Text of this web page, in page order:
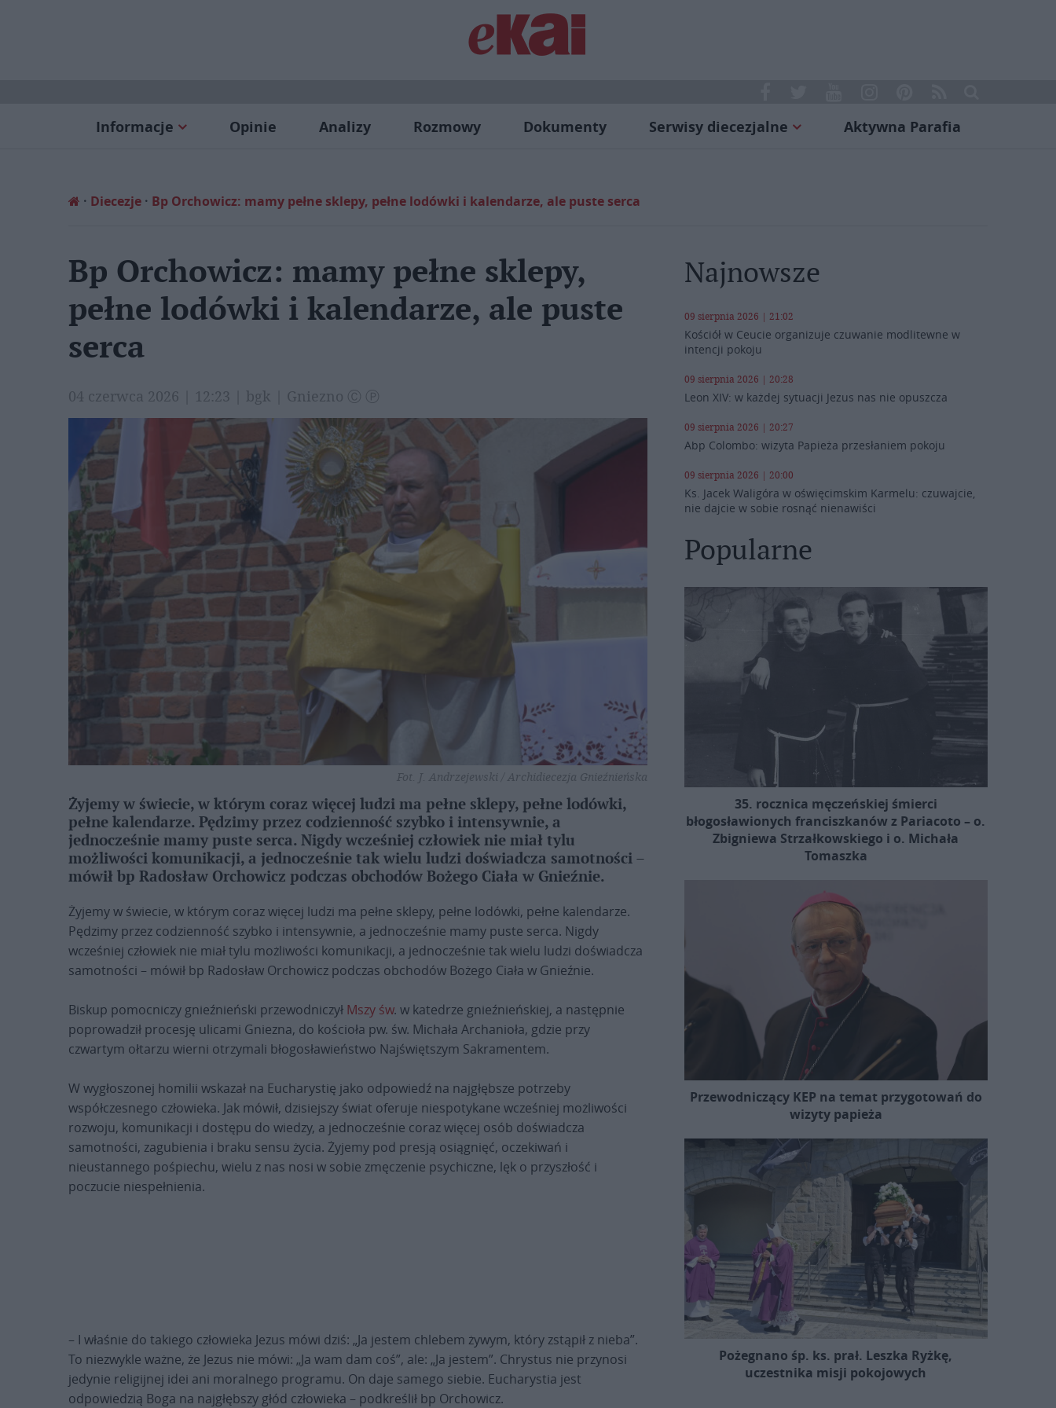
Informacje Opinie Analizy Rozmowy Dokumenty Serwisy diecezjalne Aktywna Parafia
Diecezje Bp Orchowicz: mamy pełne sklepy, pełne lodówki i kalendarze, ale puste serca
Bp Orchowicz: mamy pełne sklepy,
pełne lodówki i kalendarze, ale puste
serca
04 czerwca 2026 | 12:23 | bgk | Gniezno Ⓒ Ⓟ
Fot. J. Andrzejewski / Archidiecezja Gnieźnieńska
Żyjemy w świecie, w którym coraz więcej ludzi ma pełne sklepy, pełne lodówki,
pełne kalendarze. Pędzimy przez codzienność szybko i intensywnie, a
jednocześnie mamy puste serca. Nigdy wcześniej człowiek nie miał tylu
możliwości komunikacji, a jednocześnie tak wielu ludzi doświadcza samotności –
mówił bp Radosław Orchowicz podczas obchodów Bożego Ciała w Gnieźnie.
Żyjemy w świecie, w którym coraz więcej ludzi ma pełne sklepy, pełne lodówki, pełne kalendarze.
Pędzimy przez codzienność szybko i intensywnie, a jednocześnie mamy puste serca. Nigdy
wcześniej człowiek nie miał tylu możliwości komunikacji, a jednocześnie tak wielu ludzi doświadcza
samotności – mówił bp Radosław Orchowicz podczas obchodów Bożego Ciała w Gnieźnie.
Biskup pomocniczy gnieźnieński przewodniczył Mszy św. w katedrze gnieźnieńskiej, a następnie
poprowadził procesję ulicami Gniezna, do kościoła pw. św. Michała Archanioła, gdzie przy
czwartym ołtarzu wierni otrzymali błogosławieństwo Najświętszym Sakramentem.
W wygłoszonej homilii wskazał na Eucharystię jako odpowiedź na najgłębsze potrzeby
współczesnego człowieka. Jak mówił, dzisiejszy świat oferuje niespotykane wcześniej możliwości
rozwoju, komunikacji i dostępu do wiedzy, a jednocześnie coraz więcej osób doświadcza
samotności, zagubienia i braku sensu życia. Żyjemy pod presją osiągnięć, oczekiwań i
nieustannego pośpiechu, wielu z nas nosi w sobie zmęczenie psychiczne, lęk o przyszłość i
poczucie niespełnienia.
– I właśnie do takiego człowieka Jezus mówi dziś: „Ja jestem chlebem żywym, który zstąpił z nieba”.
To niezwykle ważne, że Jezus nie mówi: „Ja wam dam coś”, ale: „Ja jestem”. Chrystus nie przynosi
jedynie religijnej idei ani moralnego programu. On daje samego siebie. Eucharystia jest
odpowiedzią Boga na najgłębszy głód człowieka – podkreślił bp Orchowicz.
Najnowsze
09 sierpnia 2026 | 21:02
Kościół w Ceucie organizuje czuwanie modlitewne w
intencji pokoju
09 sierpnia 2026 | 20:28
Leon XIV: w każdej sytuacji Jezus nas nie opuszcza
09 sierpnia 2026 | 20:27
Abp Colombo: wizyta Papieża przesłaniem pokoju
09 sierpnia 2026 | 20:00
Ks. Jacek Waligóra w oświęcimskim Karmelu: czuwajcie,
nie dajcie w sobie rosnąć nienawiści
Popularne
35. rocznica męczeńskiej śmierci
błogosławionych franciszkanów z Pariacoto – o.
Zbigniewa Strzałkowskiego i o. Michała
Tomaszka
Przewodniczący KEP na temat przygotowań do
wizyty papieża
Pożegnano śp. ks. prał. Leszka Ryżkę,
uczestnika misji pokojowych